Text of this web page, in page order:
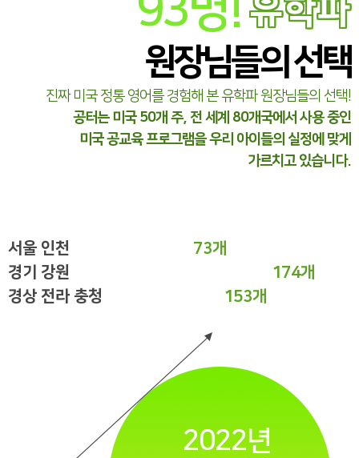
유학파
원장님들의 선택
진짜 미국 정통 영어를 경험해 본 유학파 원장님들의 선택!
공터는 미국 50개 주, 전 세계 80개국에서 사용 중인
미국 공교육 프로그램을 우리 아이들의 실정에 맞게
가르치고 있습니다.
서울 인천
73개
경기 강원
174개
경상 전라 충청
153개
2022년